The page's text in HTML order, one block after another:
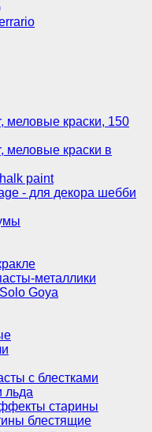
меловые краски, 150
меловые краски в
paint
- для декора шебби
металлики
Goya
с блестками
льда
старины
блестящие